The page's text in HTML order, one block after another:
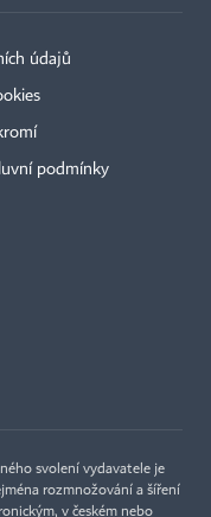
údajů
podmínky
svolení vydavatele je
rozmnožování a šíření
v českém nebo